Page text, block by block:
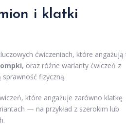
i klatki
ćwiczeniach, które angażują
, oraz różne warianty ćwiczeń z
fizyczną.
które angażuje zarówno klatkę
— na przykład z szerokim lub